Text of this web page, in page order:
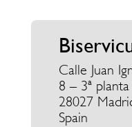
Calle Juan
8 – 3ª planta
28027 Madrid